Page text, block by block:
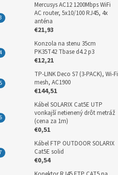
Mercusys AC12 1200Mbps WiFi
AC router, 5x10/100 RJ45, 4x
anténa
€21,93
Konzola na stenu 35cm
PK35T42 Tbase d4.2 p3
€12,21
TP-LINK Deco S7 (3-PACK), Wi-Fi
mesh, AC1900
€144,51
Kábel SOLARIX Cat5E UTP
vonkajší netienený drôt metráž
(cena za 1m)
€0,51
Kábel FTP OUTDOOR SOLARIX
Cat5E solid
€0,54